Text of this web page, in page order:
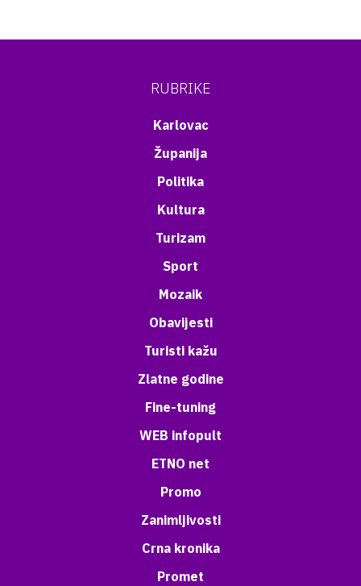
RUBRIKE
Karlovac
Županija
Politika
Kultura
Turizam
Sport
Mozaik
Obavijesti
Turisti kažu
Zlatne godine
Fine-tuning
WEB infopult
ETNO net
Promo
Zanimljivosti
Crna kronika
Promet